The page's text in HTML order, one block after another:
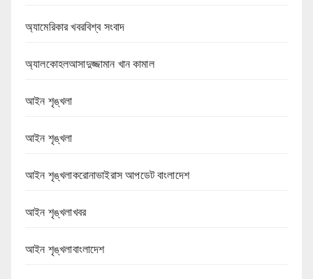
অ্যামেরিকার খবরবিশ্ব সংবাদ
অ্যালকোহলআসাদুজ্জামান খান কামাল
আইন শৃঙ্খলা
আইন শৃঙ্খলা
আইন শৃঙ্খলাকরোনাভাইরাস আপডেট বাংলাদেশ
আইন শৃঙ্খলাখবর
আইন শৃঙ্খলাবাংলাদেশ